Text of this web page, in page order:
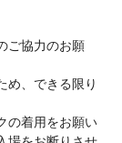
ご協力のお願
め、できる限り
の着用をお願い